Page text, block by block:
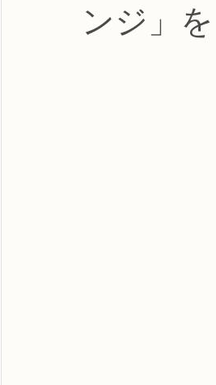
NFDディプロマアーティフィシャルコ
ンジ」